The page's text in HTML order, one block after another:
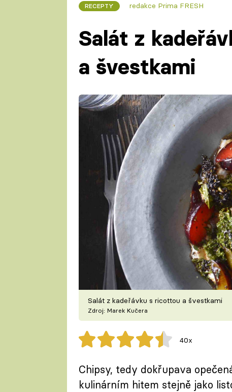
KUCHAŘKA
RECEPTY redakce Prima FRESH
Salát z
a švestkami
Salát z kadeřávku s ricottou a švestkami
Zdroj: Marek Kučera
40x
Chipsy, tedy dokřupava
kulinárním hitem stejně jako